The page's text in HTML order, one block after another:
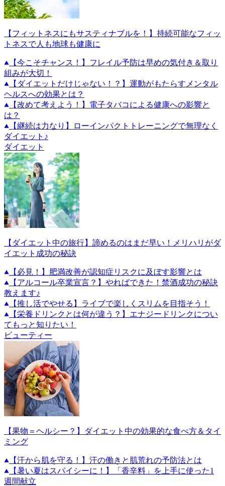
【フィットネスにもサスティナブルを！】持続可能なフィッ
トネスで人も地球も健康に
【今こそチャンス！】フレイル予防は早めの気付き＆取り
組みが大切！
【ダイエットだけじゃない！？】運動がもたらすメンタル
ヘルスへの効果とは？
【改めて考えよう！】電子タバコによる健康への影響と
は？
【継続は力なり】ローインパクトトレーニングで無理なく
ダイエット♪
ダイエット
【ダイエット中の旅行】諦めるのはまだ早い！メリハリがダ
イエット成功の秘訣
【必見！】肥満改善が認知症リスクに及ぼす影響とは
【アルコール卒業宣言？】やればできた！禁酒成功の秘訣
教えます♪
【推し活でやせる】ライブで楽しくスリムを目指そう！
【栄養ドリンクとは何が違う？】エナジードリンクについ
てもっと知りたい！
ビューティー
【果物＝ヘルシー？】ダイエット中の効果的な食べ方＆タイ
ミング
【汗から肌を守る！】汗の働きと肌荒れの予防法とは
【暑い夏はスパイシーに！】「香辛料」を上手に使った1
週間献立